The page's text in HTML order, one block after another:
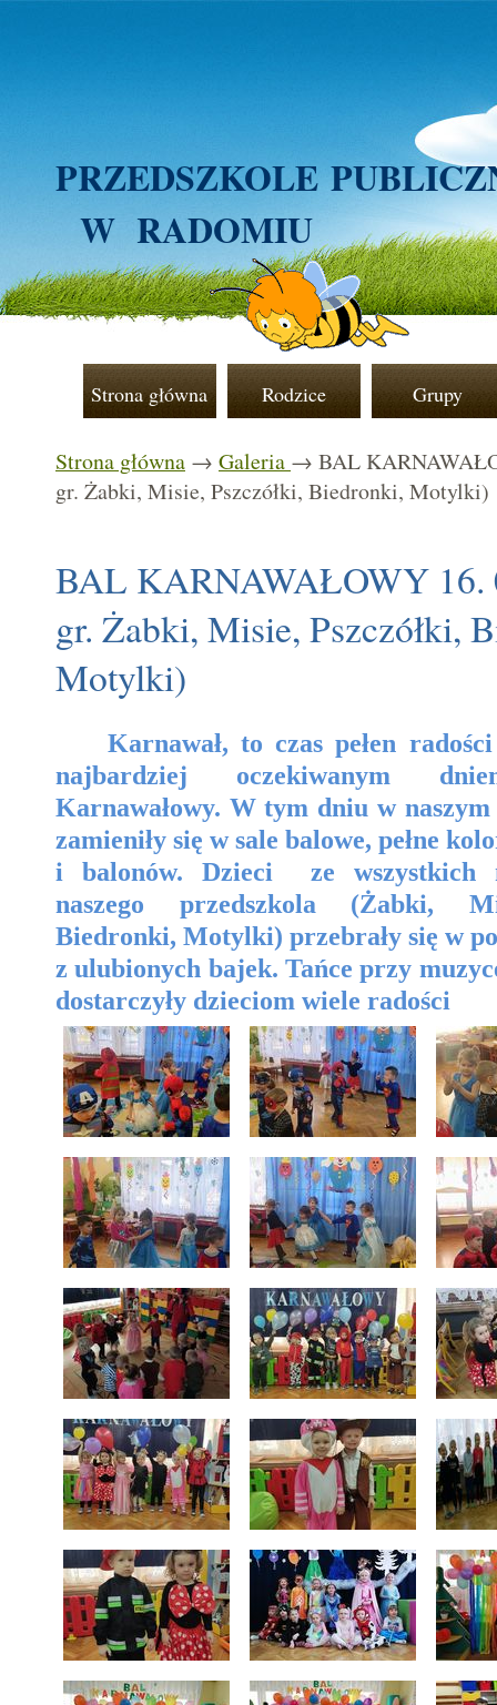
PRZEDSZKOLE
W RADOMIU
Strona główna Rodzice Grupy
Strona główna → Galeria → BAL
gr. Żabki, Misie, Pszczółki, Biedronki, Motylki)
BAL KARNAWAŁOWY 16.
gr. Żabki, Misie, Pszczółki,
Motylki)
Karnawał, to czas pełen
najbardziej oczekiwanym
Karnawałowy. W tym dniu w naszym
zamieniły się w sale balowe, pełne
i balonów. Dzieci ze wszystkich
naszego przedszkola (Żabki,
Biedronki, Motylki) przebrały się w
z ulubionych bajek. Tańce przy
dostarczyły dzieciom wiele radości